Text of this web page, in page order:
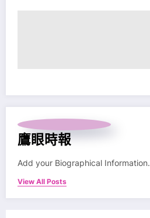
鷹眼時報
Add your Biographical Information.
View All Posts